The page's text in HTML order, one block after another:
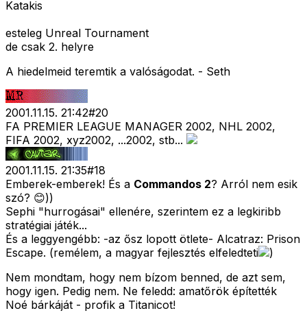
Katakis
esteleg Unreal Tournament
de csak 2. helyre
A hiedelmeid teremtik a valóságodat. - Seth
2001.11.15. 21:42#20
FA PREMIER LEAGUE MANAGER 2002, NHL 2002,
FIFA 2002, xyz2002, ...2002, stb...
2001.11.15. 21:35#18
Emberek-emberek! És a Commandos 2? Arról nem esik
szó? 😊))
Sephi "hurrogásai" ellenére, szerintem ez a legkiribb
stratégiai játék...
És a leggyengébb: -az ősz lopott ötlete- Alcatraz: Prison
Escape. (remélem, a magyar fejlesztés elfeledteti
)
Nem mondtam, hogy nem bízom benned, de azt sem,
hogy igen. Pedig nem. Ne feledd: amatőrök építették
Noé bárkáját - profik a Titanicot!